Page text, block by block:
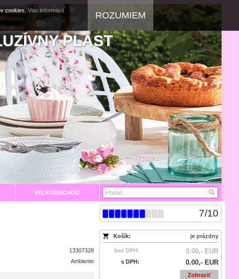
PLAST
VEĽKOOBCHOD
7/10
Košík: je prázdny
bez DPH: 0.00,- EUR
s DPH: 0.00,- EUR
Zobraziť
13307328
Ambiente
cookies. Viac informácií
ROZUMIEM